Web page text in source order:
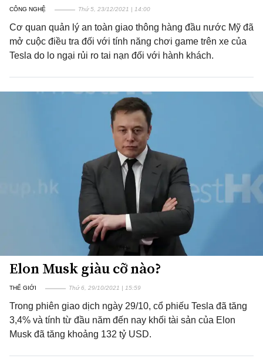
CÔNG NGHỆ Thứ 5, 23/12/2021 | 14:00
Cơ quan quản lý an toàn giao thông hàng đầu nước Mỹ đã
mở cuộc điều tra đối với tính năng chơi game trên xe của
Tesla do lo ngại rủi ro tai nạn đối với hành khách.
Elon Musk giàu cỡ nào?
THẾ GIỚI Thứ 6, 29/10/2021 | 15:59
Trong phiên giao dịch ngày 29/10, cổ phiếu Tesla đã tăng
3,4% và tính từ đầu năm đến nay khối tài sản của Elon
Musk đã tăng khoảng 132 tỷ USD.